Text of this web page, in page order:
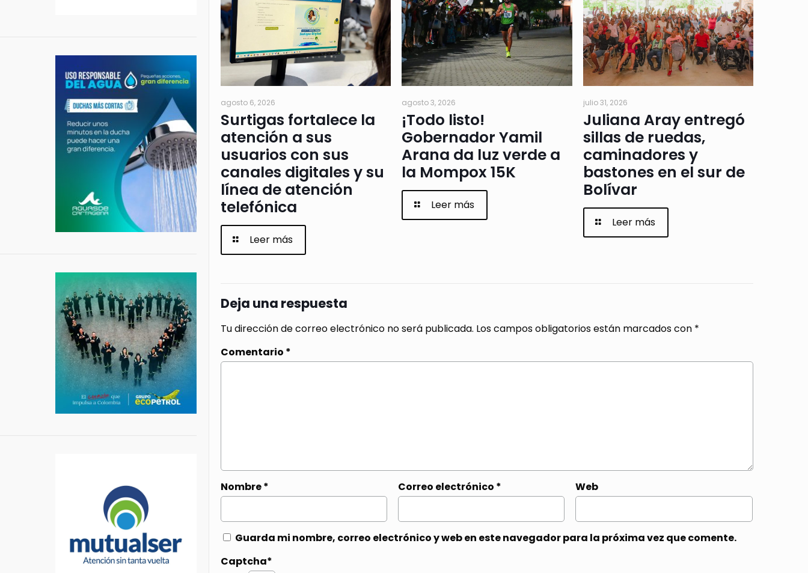
agosto 6, 2026
Surtigas fortalece la
atención a sus
usuarios con sus
canales digitales y su
línea de atención
telefónica
Leer más
agosto 3, 2026
¡Todo listo!
Gobernador Yamil
Arana da luz verde a
la Mompox 15K
Leer más
julio 31, 2026
Juliana Aray entregó
sillas de ruedas,
caminadores y
bastones en el sur de
Bolívar
Leer más
Deja una respuesta
Tu dirección de correo electrónico no será publicada. Los campos obligatorios están marcados con *
Comentario *
Nombre* Correo electrónico * Web
Guarda mi nombre, correo electrónico y web en este navegador para la próxima vez que comente.
Captcha*